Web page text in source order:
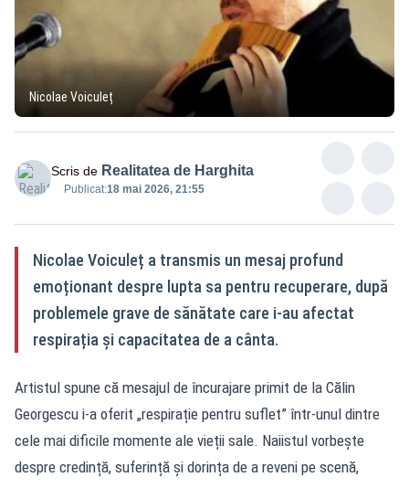
Nicolae Voiculeț
Scris de Realitatea de Harghita
Publicat:18 mai 2026, 21:55
Nicolae Voiculeț a transmis un mesaj profund
emoționant despre lupta sa pentru recuperare, după
problemele grave de sănătate care i-au afectat
respirația și capacitatea de a cânta.
Artistul spune că mesajul de încurajare primit de la Călin
Georgescu i-a oferit „respirație pentru suflet” într-unul dintre
cele mai dificile momente ale vieții sale. Naiistul vorbește
despre credință, suferință și dorința de a reveni pe scenă,